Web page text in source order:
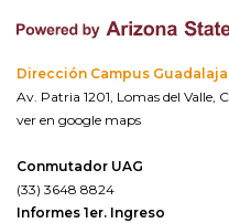
Dirección Campus
Av. Patria 1201, Lomas del Valle,
ver en google maps
Conmutador UAG
(33) 3648 8824
Informes 1er. Ingreso